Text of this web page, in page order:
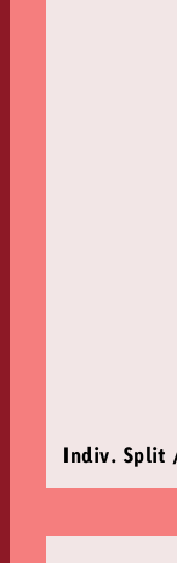
Indiv. Split